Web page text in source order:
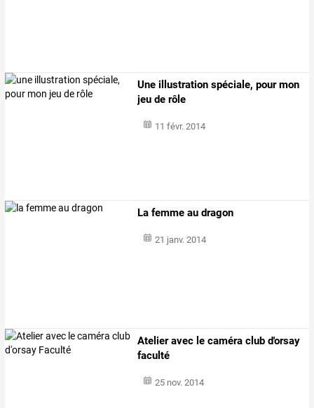
Une illustration spéciale, pour mon
jeu de rôle
11 févr. 2014
La femme au dragon
21 janv. 2014
Atelier avec le caméra club d'orsay
faculté
25 nov. 2014